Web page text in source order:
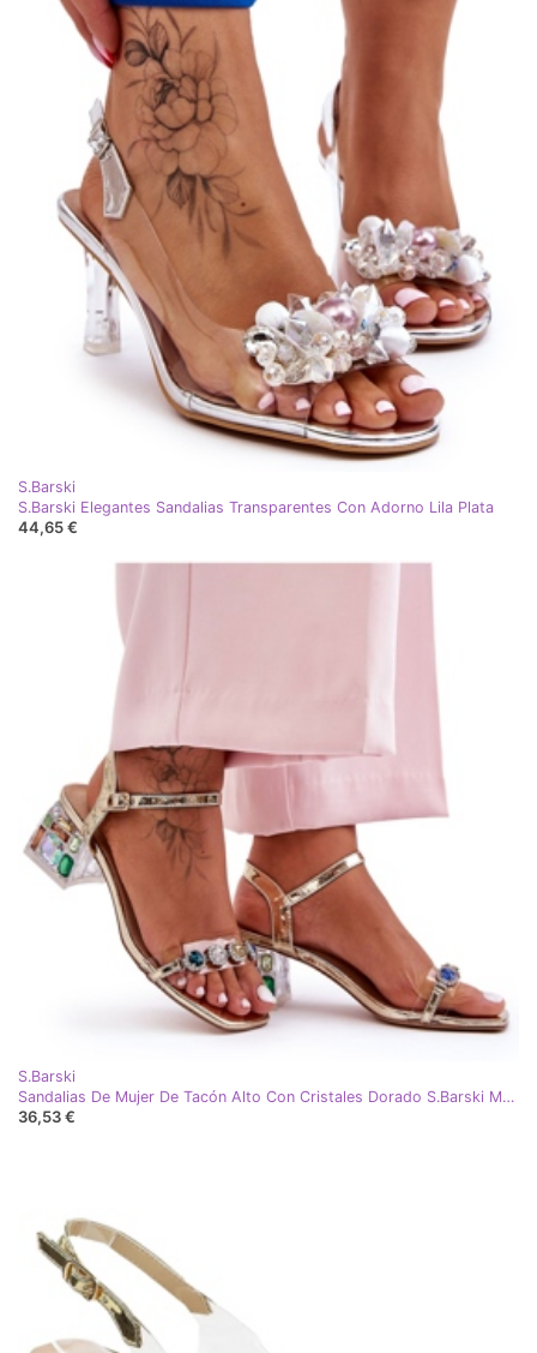
S.Barski
S.Barski Elegantes Sandalias Transparentes Con Adorno Lila Plata
44,65 €
S.Barski
Sandalias De Mujer De Tacón Alto Con Cristales Dorado S.Barski MR1037-01
36,53 €